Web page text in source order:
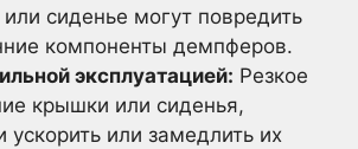
сиденье могут повредить
компоненты демпферов.
эксплуатацией: Резкое
крышки или сиденья,
ускорить или замедлить их